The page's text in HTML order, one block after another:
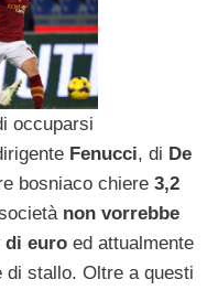
occuparsi
Fenucci, di De
bosniaco chiere 3,2
non vorrebbe
di euro ed attualmente
stallo. Oltre a questi